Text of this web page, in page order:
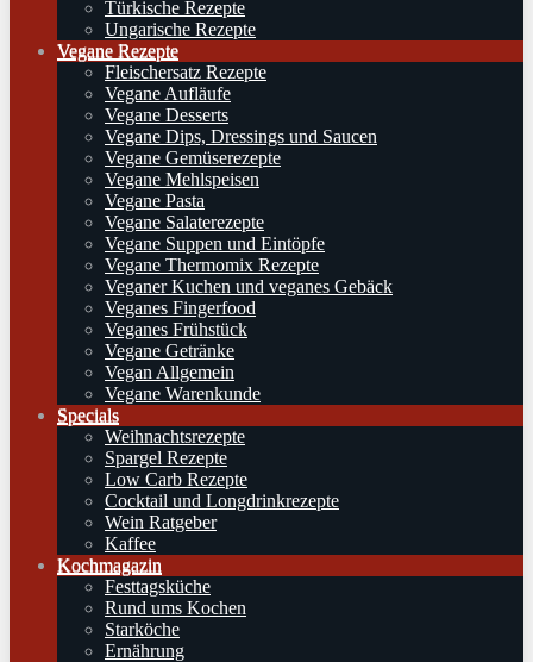
Türkische Rezepte
Ungarische Rezepte
Vegane Rezepte
Fleischersatz Rezepte
Vegane Aufläufe
Vegane Desserts
Vegane Dips, Dressings und Saucen
Vegane Gemüserezepte
Vegane Mehlspeisen
Vegane Pasta
Vegane Salaterezepte
Vegane Suppen und Eintöpfe
Vegane Thermomix Rezepte
Veganer Kuchen und veganes Gebäck
Veganes Fingerfood
Veganes Frühstück
Vegane Getränke
Vegan Allgemein
Vegane Warenkunde
Specials
Weihnachtsrezepte
Spargel Rezepte
Low Carb Rezepte
Cocktail und Longdrinkrezepte
Wein Ratgeber
Kaffee
Kochmagazin
Festtagsküche
Rund ums Kochen
Starköche
Ernährung